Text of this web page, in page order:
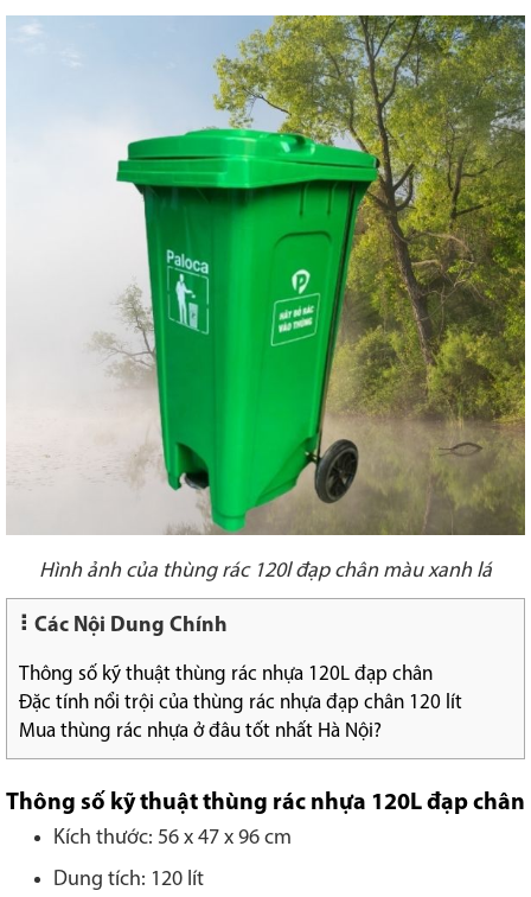
Hình ảnh của thùng rác 120l đạp chân màu xanh lá
Các Nội Dung Chính
Thông số kỹ thuật thùng rác nhựa 120L đạp chân
Đặc tính nổi trội của thùng rác nhựa đạp chân 120 lít
Mua thùng rác nhựa ở đâu tốt nhất Hà Nội?
Thông số kỹ thuật thùng rác nhựa 120L đạp chân
Kích thước: 56 x 47 x 96 cm
Dung tích: 120 lít